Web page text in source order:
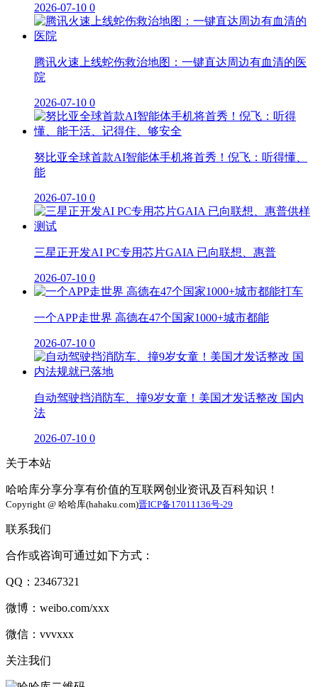
2026-07-10 0
腾讯火速上线蛇伤救治地图：一键直达周边有血清的医
院
2026-07-10 0
努比亚全球首款AI智能体手机将首秀！倪飞：听得懂、
能
2026-07-10 0
三星正开发AI PC专用芯片GAIA 已向联想、惠普
2026-07-10 0
一个APP走世界 高德在47个国家1000+城市都能
2026-07-10 0
自动驾驶挡消防车、撞9岁女童！美国才发话整改 国内
法
2026-07-10 0
关于本站
哈哈库分享分享有价值的互联网创业资讯及百科知识！
Copyright @ 哈哈库(hahaku.com)晋ICP备17011136号-29
联系我们
合作或咨询可通过如下方式：
QQ：23467321
微博：weibo.com/xxx
微信：vvvxxx
关注我们